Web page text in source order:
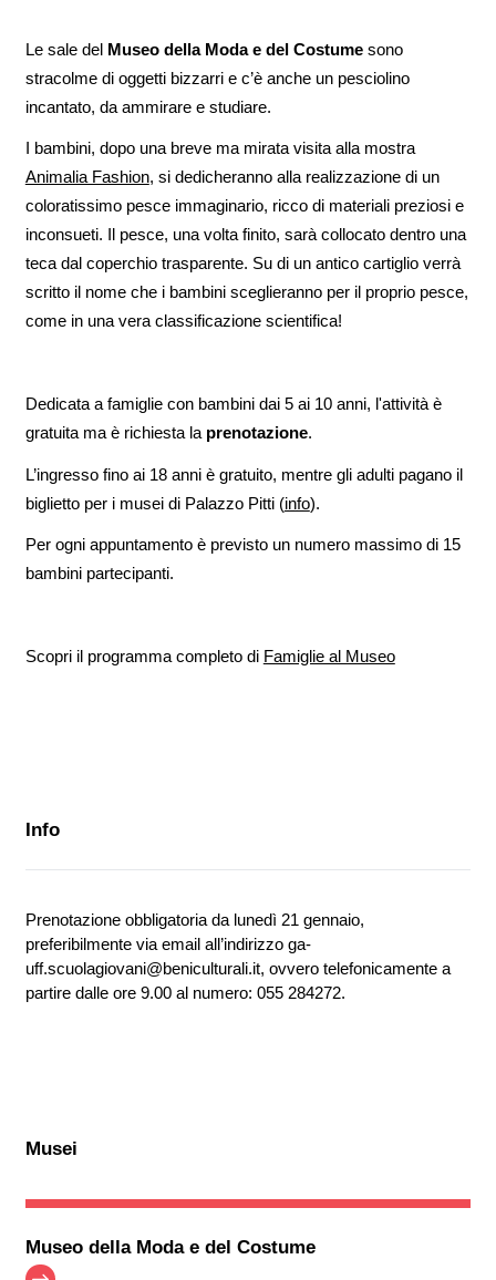
Le sale del Museo della Moda e del Costumesono
stracolme di oggetti bizzarri e c’è anche un pesciolino
incantato, da ammirare e studiare.
I bambini, dopo una breve ma mirata visita alla mostra
Animalia Fashion, si dedicheranno alla realizzazione di un
coloratissimo pesce immaginario, ricco di materiali preziosi e
inconsueti. Il pesce, una volta finito, sarà collocato dentro una
teca dal coperchio trasparente. Su di un antico cartiglio verrà
scritto il nome che i bambini sceglieranno per il proprio pesce,
come in una vera classificazione scientifica!
Dedicata a famiglie con bambini dai 5 ai 10 anni, l'attività è
gratuita ma è richiesta la prenotazione.
L’ingresso fino ai 18 anni è gratuito, mentre gli adulti pagano il
biglietto per i musei di Palazzo Pitti (info).
Per ogni appuntamento è previsto un numero massimo di 15
bambini partecipanti.
Scopri il programma completo di Famiglie al Museo
Info
Prenotazione obbligatoria da lunedì 21 gennaio,
preferibilmente via email all’indirizzo ga-
uff.scuolagiovani@beniculturali.it, ovvero telefonicamente a
partire dalle ore 9.00 al numero: 055 284272.
Musei
Museo della Moda e del Costume